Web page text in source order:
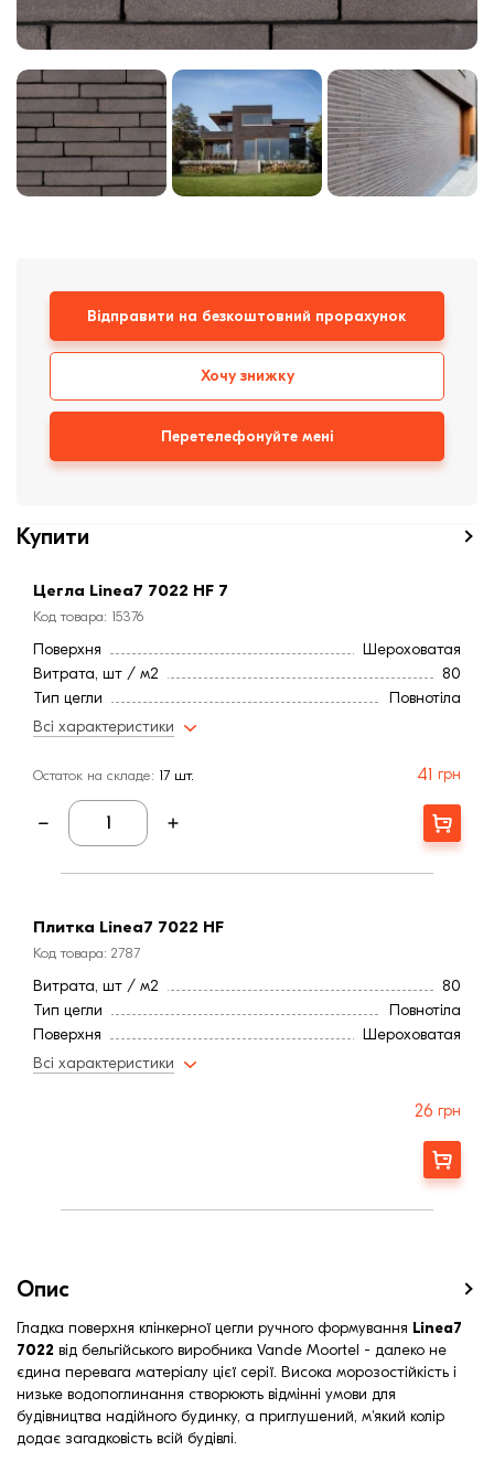
Клінкерная плитка
Сходи та ганок
Будівельні суміші
Відправити на безкоштовний прорахунок
Хочу знижку
Перетелефонуйте мені
Купити
Цегла Linea7 7022 HF 7
Код товара: 15376
Поверхня
Шероховатая
Витрата, шт / м2
80
Тип цегли
Повнотіла
Вага, кг
Маса піддону з блоками (кг)
1800
Довжина, мм
240
Ширина, мм:
73
Водопоглинання ,< (%)
Морозостійкість, (циклів):
150
Теплопровідність λ кладки (Вт/м∙К):
0,6
Всі характеристики
Остаток на складе: 17 шт. 41 грн
Купити
Плитка Linea7 7022 HF
Код товара: 2787
Витрата, шт / м2
80
Тип цегли
Повнотіла
Поверхня
Шероховатая
Висота, мм
20,0
300
Черный
Всі характеристики
26 грн
Замовити
Опис
Гладка поверхня клінкерної цегли ручного формування Linea7
7022 від бельгійського виробника Vande Moortel - далеко не
єдина перевага матеріалу цієї серії. Висока морозостійкість і
низьке водопоглинання створюють відмінні умови для
будівництва надійного будинку, а приглушений, м'який колір
додає загадковість всій будівлі.